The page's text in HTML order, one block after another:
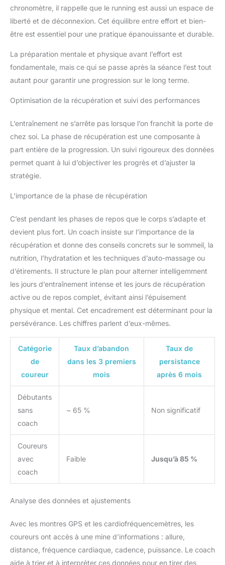
chronomètre, il rappelle que le running est aussi un espace de
liberté et de déconnexion. Cet équilibre entre effort et bien-
être est essentiel pour une pratique épanouissante et durable.
La préparation mentale et physique avant l’effort est
fondamentale, mais ce qui se passe après la séance l’est tout
autant pour garantir une progression sur le long terme.
Optimisation de la récupération et suivi des performances
L’entraînement ne s’arrête pas lorsque l’on franchit la porte de
chez soi. La phase de récupération est une composante à
part entière de la progression. Un suivi rigoureux des données
permet quant à lui d’objectiver les progrès et d’ajuster la
stratégie.
L’importance de la phase de récupération
C’est pendant les phases de repos que le corps s’adapte et
devient plus fort. Un coach insiste sur l’importance de la
récupération et donne des conseils concrets sur le sommeil, la
nutrition, l’hydratation et les techniques d’auto-massage ou
d’étirements. Il structure le plan pour alterner intelligemment
les jours d’entraînement intense et les jours de récupération
active ou de repos complet, évitant ainsi l’épuisement
physique et mental. Cet encadrement est déterminant pour la
persévérance. Les chiffres parlent d’eux-mêmes.
Catégorie
de
coureur
Taux d’abandon
dans les 3 premiers
mois
Taux de
persistance
après 6 mois
Débutants
sans
coach
~ 65 % Non significatif
Coureurs
avec
coach
Faible Jusqu’à 85 %
Analyse des données et ajustements
Avec les montres GPS et les cardiofréquencemètres, les
coureurs ont accès à une mine d’informations : allure,
distance, fréquence cardiaque, cadence, puissance. Le coach
aide à trier et à interpréter ces données pour en tirer des